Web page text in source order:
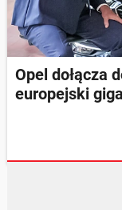
Opel dołącza
europejski